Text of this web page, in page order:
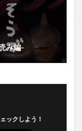
み編-
ックしよう！